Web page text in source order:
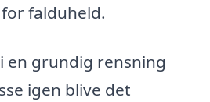
falduheld.
en grundig rensning
igen blive det